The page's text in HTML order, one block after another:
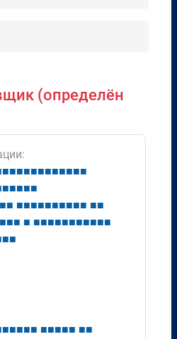
(определён
■■■■■■■■■■■■
■■■■■
■■ ■■■■■■■■■■ ■■
■■■ ■ ■■■■■■■■■■■
■■
■■■■■ ■■■■■ ■■